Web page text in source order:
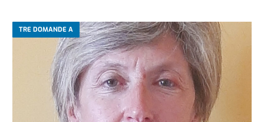
TRE DOMANDE A